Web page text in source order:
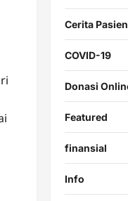
Cerita Pasien
COVID-19
Donasi
Featured
finansial
Info